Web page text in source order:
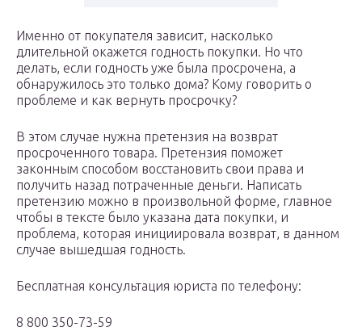
Именно от покупателя зависит, насколько
длительной окажется годность покупки. Но что
делать, если годность уже была просрочена, а
обнаружилось это только дома? Кому говорить о
проблеме и как вернуть просрочку?
В этом случае нужна претензия на возврат
просроченного товара. Претензия поможет
законным способом восстановить свои права и
получить назад потраченные деньги. Написать
претензию можно в произвольной форме, главное
чтобы в тексте было указана дата покупки, и
проблема, которая инициировала возврат, в данном
случае вышедшая годность.
Бесплатная консультация юриста по телефону:
8 800 350-73-59